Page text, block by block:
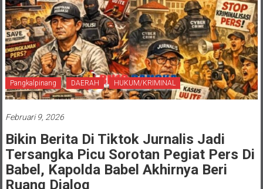
Pangkalpinang DAERAH HUKUM/KRIMINAL
Februari 9, 2026
Bikin Berita Di Tiktok Jurnalis Jadi
Tersangka Picu Sorotan Pegiat Pers Di
Babel, Kapolda Babel Akhirnya Beri
Ruang Dialog